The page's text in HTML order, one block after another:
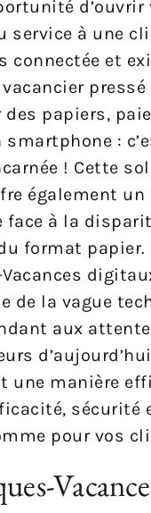
d’ouvrir
service à une
connectée et
papiers,
:
! Cette
également un
face à la
format papier.
de la vague
aux
une manière
sécurité
pour vos